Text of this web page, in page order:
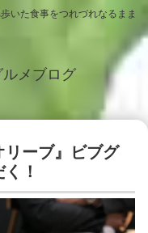
いた食事をつれづれなるまま
メブログ
リーブ』ビブグ
！